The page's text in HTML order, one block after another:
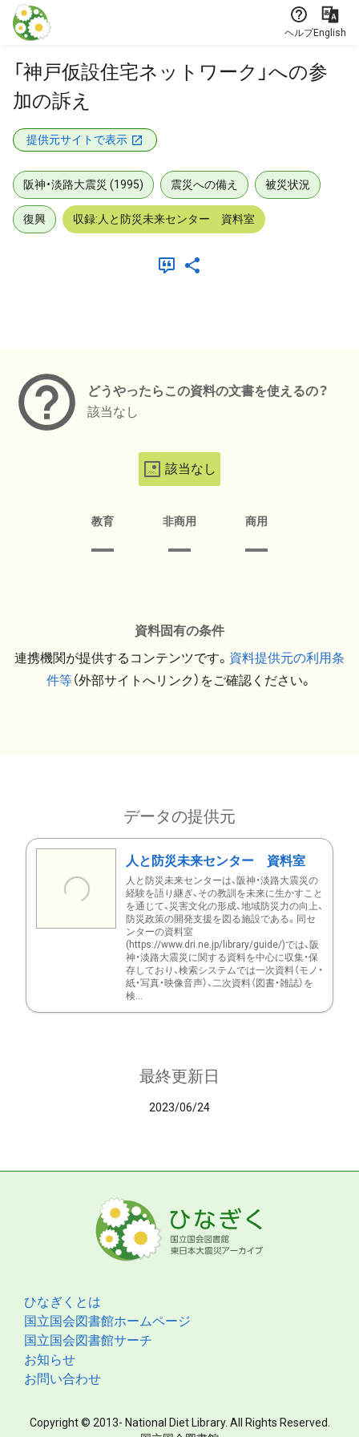
本文に飛ぶ
ヘルプEnglish
「神戸仮設住宅ネットワーク」への参
加の訴え
提供元サイトで表示
阪神・淡路大震災 (1995) 震災への備え 被災状況
復興 収録:人と防災未来センター 資料室
どうやったらこの資料の文書を使えるの？
該当なし
該当なし
教育 非商用 商用
資料固有の条件
連携機関が提供するコンテンツです。 資料提供元の利用条
件等（外部サイトへリンク）をご確認ください。
データの提供元
人と防災未来センター 資料室
人と防災未来センターは、阪神・淡路大震災の
経験を語り継ぎ、その教訓を未来に生かすこと
を通じて、災害文化の形成、地域防災力の向上、
防災政策の開発支援を図る施設である。同セ
ンターの資料室
(https://www.dri.ne.jp/library/guide/)では、阪
神・淡路大震災に関する資料を中心に収集・保
存しており、検索システムでは一次資料（モノ・
紙・写真・映像音声）、二次資料（図書・雑誌）を
検...
最終更新日
2023/06/24
ひなぎくとは
国立国会図書館ホームページ
国立国会図書館サーチ
お知らせ
お問い合わせ
Copyright © 2013- National Diet Library. All Rights Reserved.